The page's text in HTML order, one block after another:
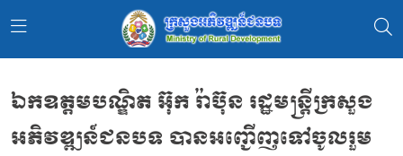
ឯកឧត្តមបណ្ឌិត អ៊ុក រ៉ាប៊ុន រដ្ឋមន្ត្រីក្រសួង
អភិវឌ្ឍន៍ជនបទ បានអញ្ជើញទៅចូលរួម